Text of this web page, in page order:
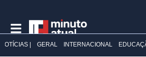
| GERAL INTERNACIONAL